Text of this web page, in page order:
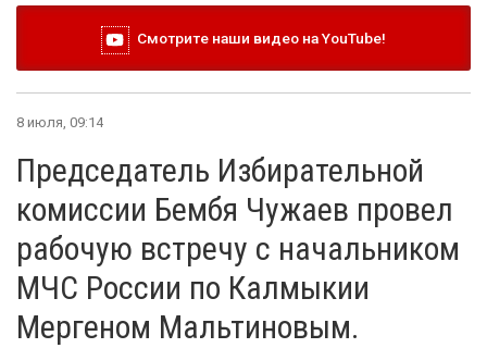
Смотрите наши видео на YouTube!
8 июля, 09:14
Председатель Избирательной
комиссии Бембя Чужаев провел
рабочую встречу с начальником
МЧС России по Калмыкии
Мергеном Мальтиновым.